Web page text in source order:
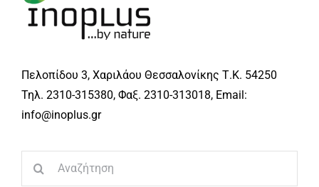
Πελοπίδου 3, Χαριλάου Θεσσαλονίκης Τ.Κ. 54250
Τηλ. 2310-315380, Φαξ. 2310-313018, Email:
info@inoplus.gr